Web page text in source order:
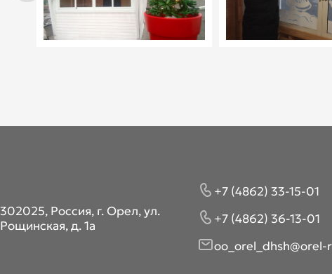
302025, Россия, г. Орел, ул.
Рощинская, д. 1а
+7 (4862) 33-15-01
+7 (4862) 36-13-01
oo_orel_dhsh@orel-